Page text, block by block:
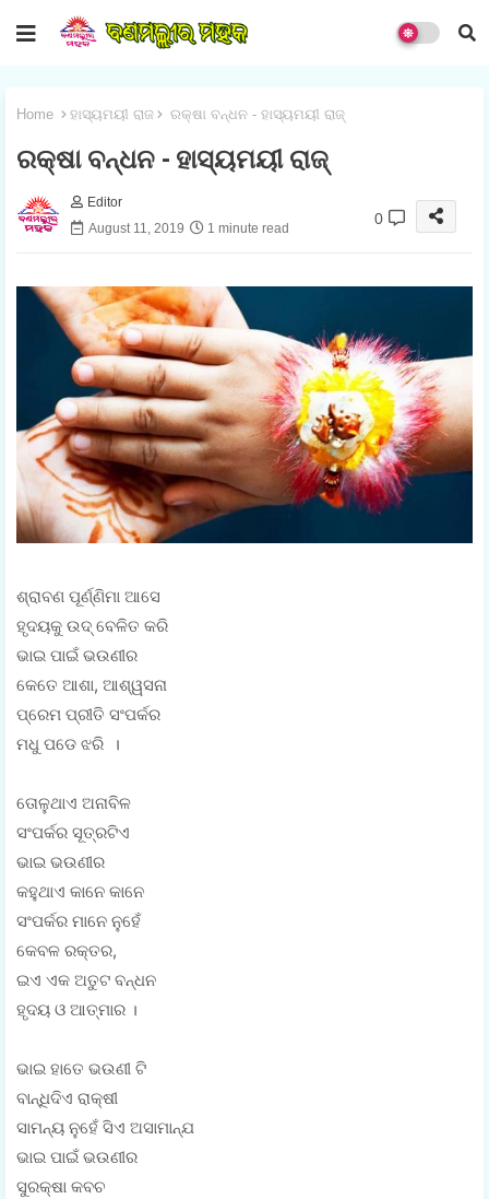
Home ହାସ୍ୟମୟୀ ରାଜ ରକ୍ଷା ବନ୍ଧନ - ହାସ୍ୟମୟୀ ରାଜ୍
ରକ୍ଷା ବନ୍ଧନ - ହାସ୍ୟମୟୀ ରାଜ୍
Editor
August 11, 2019
1 minute read
0
ଶ୍ରାବଣ ପୂର୍ଣ୍ଣିମା ଆସେ
ହୃଦୟକୁ ଉଦ୍ ବେଳିତ କରି
ଭାଇ ପାଇଁ ଭଉଣୀର
କେତେ ଆଶା, ଆଶ୍ୱସନା
ପ୍ରେମ ପ୍ରୀତି ସଂପର୍କର
ମଧୁ ପଡେ ଝରି ।
ତୋଳୁଥାଏ ଅନାବିଳ
ସଂପର୍କର ସୂତ୍ରଟିଏ
ଭାଇ ଭଉଣୀର
କହୁଥାଏ କାନେ କାନେ
ସଂପର୍କର ମାନେ ନୁହେଁ
କେବଳ ରକ୍ତର,
ଇଏ ଏକ ଅତୁଟ ବନ୍ଧନ
ହୃଦୟ ଓ ଆତ୍ମାର ।
ଭାଇ ହାତେ ଭଉଣୀ ଟି
ବାନ୍ଧିଦିଏ ରାକ୍ଷୀ
ସାମନ୍ୟ ନୁହେଁ ସିଏ ଅସାମାନ୍ଯ
ଭାଇ ପାଇଁ ଭଉଣୀର
ସୁରକ୍ଷା କବଚ